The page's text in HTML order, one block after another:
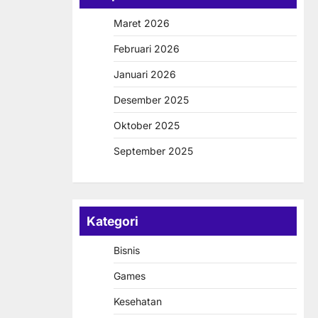
Maret 2026
Februari 2026
Januari 2026
Desember 2025
Oktober 2025
September 2025
Kategori
Bisnis
Games
Kesehatan